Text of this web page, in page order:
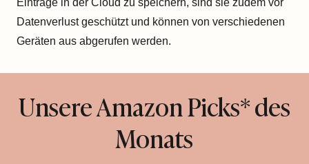
Einträge in der Cloud zu speichern, sind sie zudem vor
Datenverlust geschützt und können von verschiedenen
Geräten aus abgerufen werden.
Unsere Amazon Picks* des
Monats